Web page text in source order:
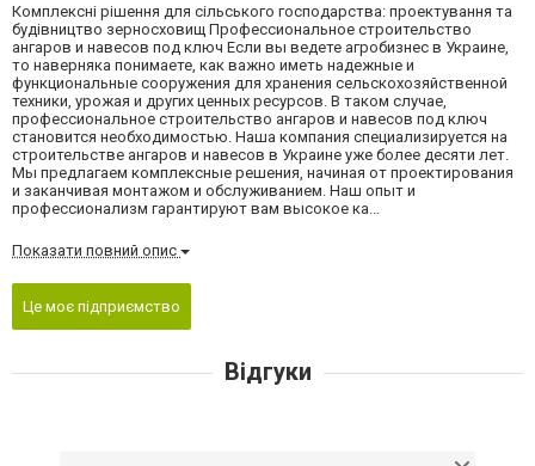
Комплексні рішення для сільського господарства: проектування та
будівництво зерносховищ Профессиональное строительство
ангаров и навесов под ключ Если вы ведете агробизнес в Украине,
то наверняка понимаете, как важно иметь надежные и
функциональные сооружения для хранения сельскохозяйственной
техники, урожая и других ценных ресурсов. В таком случае,
профессиональное строительство ангаров и навесов под ключ
становится необходимостью. Наша компания специализируется на
строительстве ангаров и навесов в Украине уже более десяти лет.
Мы предлагаем комплексные решения, начиная от проектирования
и заканчивая монтажом и обслуживанием. Наш опыт и
профессионализм гарантируют вам высокое ка...
Показати повний опис
Це моє підприємство
Відгуки